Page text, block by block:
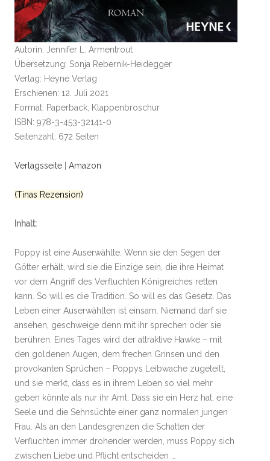
Autorin: Jennifer L. Armentrout
Übersetzung: Sonja Rebernik-Heidegger
Verlag: Heyne Verlag
Erschienen: 12. Juli 2021
Format: Paperback, Klappenbroschur
ISBN: 978-3-453-32141-0
Seitenzahl: 672 Seiten
Verlagsseite Amazon
(Tinas Rezension)
Inhalt:
Poppy ist eine Auserwählte. Wenn sie den Segen der
Götter erhält, wird sie die Einzige sein, die ihre Heimat
vor dem Angriff des Verfluchten Königreiches retten
kann. So will es die Tradition. So will es das Gesetz. Das
Leben einer Auserwählten ist einsam. Niemand darf sie
ansehen, geschweige denn mit ihr sprechen oder sie
berühren. Eines Tages wird der attraktive Hawke – mit
den goldenen Augen, dem frechen Grinsen und den
provokanten Sprüchen – Poppys Leibwache zugeteilt,
und sie merkt, dass es in ihrem Leben so viel mehr
geben könnte als nur ihr Amt. Dass sie ein Herz hat, eine
Seele und die Sehnsüchte einer ganz normalen jungen
Frau. Als an den Landesgrenzen die Schatten der
Verfluchten immer drohender werden, muss Poppy sich
zwischen Liebe und Pflicht entscheiden …